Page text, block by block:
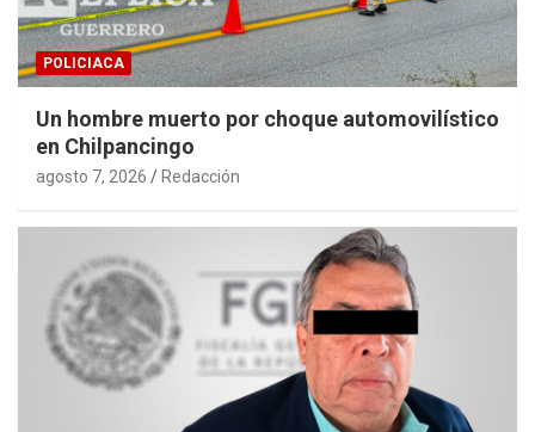
POLICIACA
Un hombre muerto por choque automovilístico
en Chilpancingo
agosto 7, 2026 Redacción